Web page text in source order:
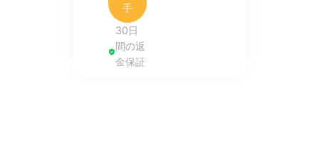
手
30日
間の返
金保証